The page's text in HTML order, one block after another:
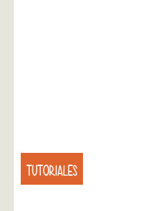
TUTORIALES